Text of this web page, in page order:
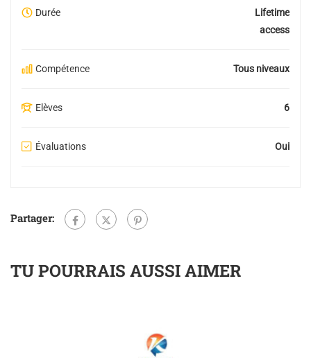
Durée
Lifetime
access
Compétence Tous niveaux
Elèves 6
Évaluations Oui
Partager:
TU POURRAIS AUSSI AIMER